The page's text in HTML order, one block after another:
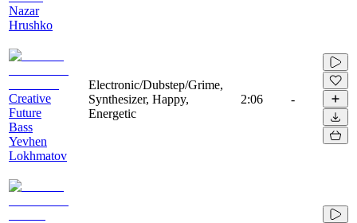
Nazar
Hrushko
Creative
Future
Bass
Yevhen
Lokhmatov
Electronic/Dubstep/Grime,
Synthesizer, Happy,
Energetic
2:06 -